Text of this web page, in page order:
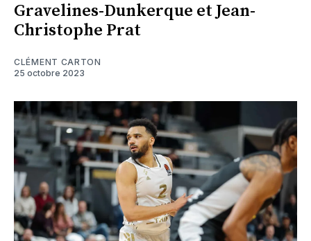
Gravelines-Dunkerque et Jean-
Christophe Prat
CLÉMENT CARTON
25 octobre 2023